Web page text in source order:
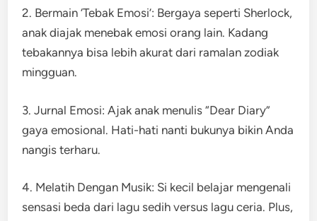
2. Bermain ‘Tebak Emosi’: Bergaya seperti Sherlock,
anak diajak menebak emosi orang lain. Kadang
tebakannya bisa lebih akurat dari ramalan zodiak
mingguan.
3. Jurnal Emosi: Ajak anak menulis “Dear Diary”
gaya emosional. Hati-hati nanti bukunya bikin Anda
nangis terharu.
4. Melatih Dengan Musik: Si kecil belajar mengenali
sensasi beda dari lagu sedih versus lagu ceria. Plus,